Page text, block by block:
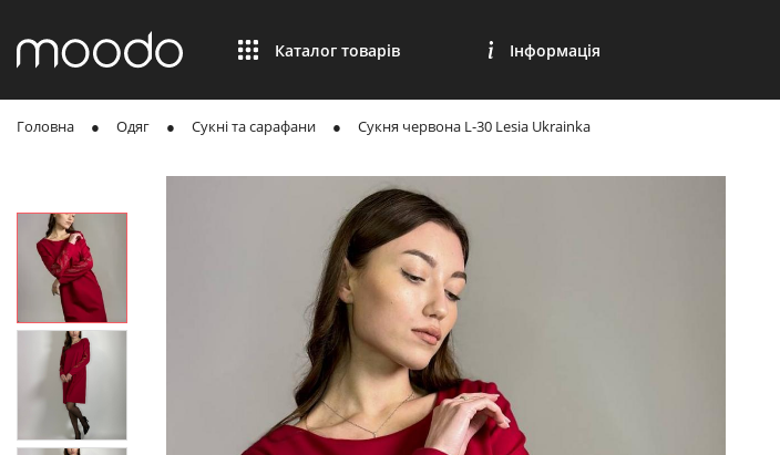
Каталог товарів Інформація
Головна Одяг Сукні та сарафани Сукня червона L-30 Lesia Ukrainka